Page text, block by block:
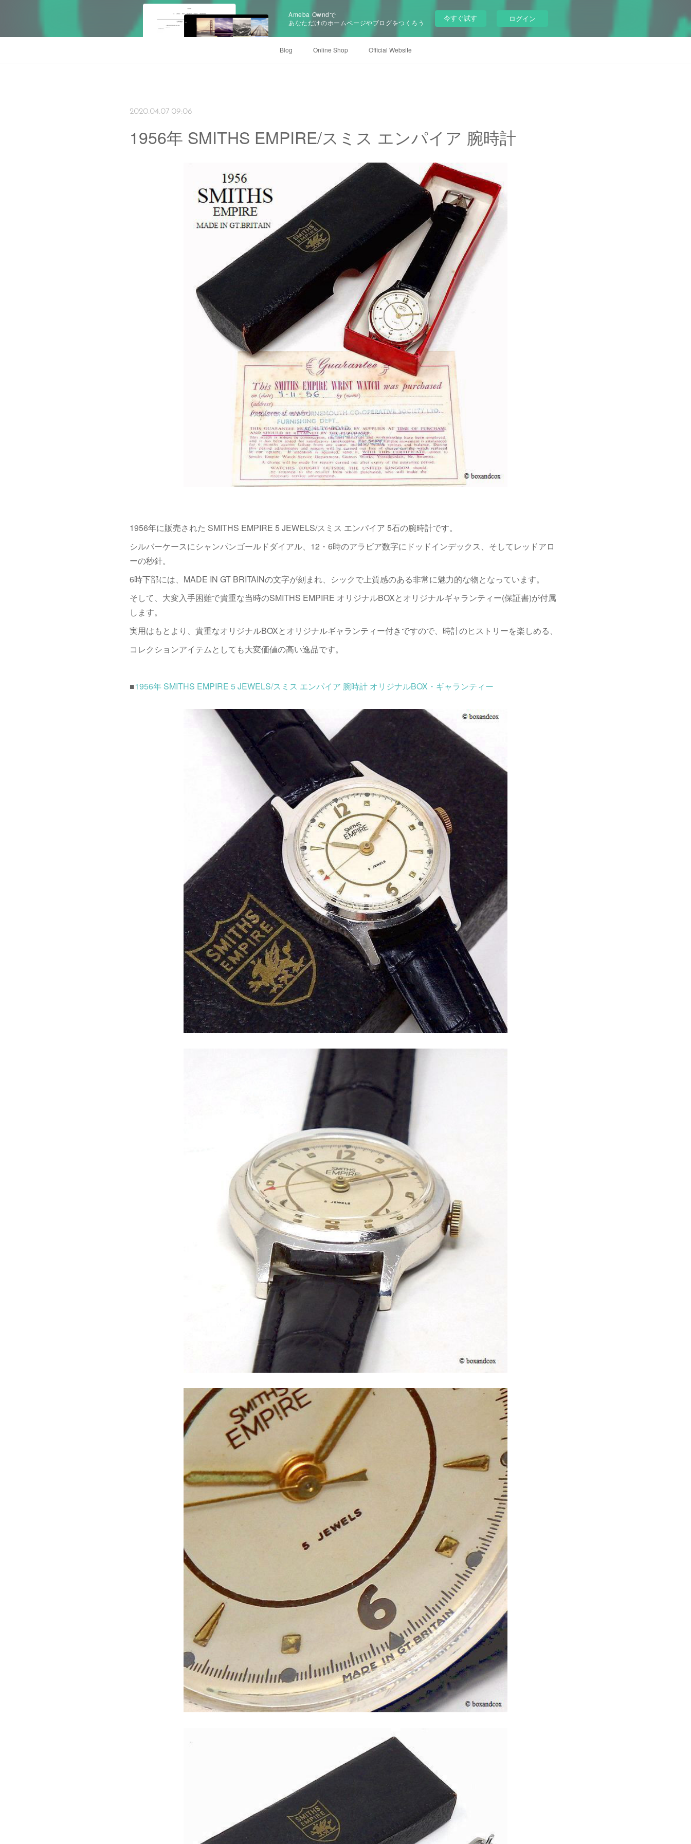
Ameba Owndで
あなただけのホームページやブログをつくろう
今すぐ試す ログイン
Blog Online Shop Official Website
2020.04.07 09:06
1956年 SMITHS EMPIRE/スミス エンパイア 腕時計
1956年に販売された SMITHS EMPIRE 5 JEWELS/スミス エンパイア 5石の腕時計です。
シルバーケースにシャンパンゴールドダイアル、12・6時のアラビア数字にドッドインデックス、そしてレッドアロ
ーの秒針。
6時下部には、MADE IN GT BRITAINの文字が刻まれ、シックで上質感のある非常に魅力的な物となっています。
そして、大変入手困難で貴重な当時のSMITHS EMPIRE オリジナルBOXとオリジナルギャランティー(保証書)が付属
します。
実用はもとより、貴重なオリジナルBOXとオリジナルギャランティー付きですので、時計のヒストリーを楽しめる、
コレクションアイテムとしても大変価値の高い逸品です。
■1956年 SMITHS EMPIRE 5 JEWELS/スミス エンパイア 腕時計 オリジナルBOX・ギャランティー